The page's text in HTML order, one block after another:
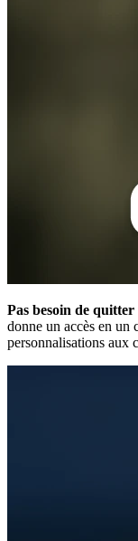
Pas besoin de
donne un accès en un
personnalisations aux